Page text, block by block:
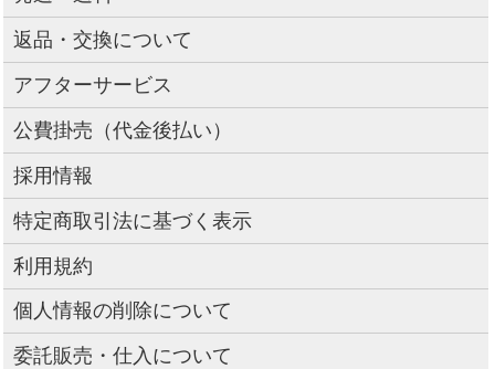
返品・交換について
アフターサービス
公費掛売（代金後払い）
採用情報
特定商取引法に基づく表示
利用規約
個人情報の削除について
委託販売・仕入について